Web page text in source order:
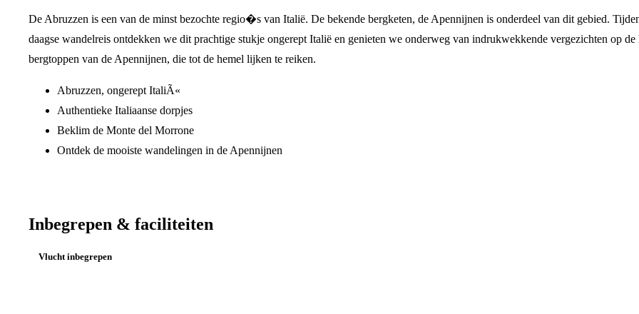
De Abruzzen is een van de minst bezochte regio�s van Italië. De bekende bergketen, de Apennijnen is onderdeel van dit gebied.
daagse wandelreis ontdekken we dit prachtige stukje ongerept Italië en genieten we onderweg van indrukwekkende vergezichten op de
bergtoppen van de Apennijnen, die tot de hemel lijken te reiken.
Abruzzen, ongerept ItaliÃ«
Authentieke Italiaanse dorpjes
Beklim de Monte del Morrone
Ontdek de mooiste wandelingen in de Apennijnen
Inbegrepen & faciliteiten
Vlucht inbegrepen